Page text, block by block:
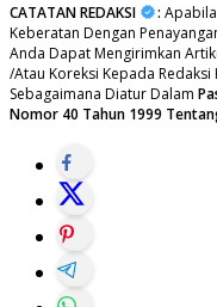
CATATAN REDAKSI :
Keberatan Dengan
Anda Dapat Mengirimkan
/Atau Koreksi Kepada Redaksi
Sebagaimana Diatur Dalam
Nomor 40 Tahun 1999